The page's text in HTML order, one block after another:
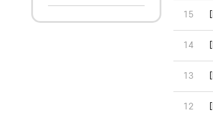
15
14
13
12